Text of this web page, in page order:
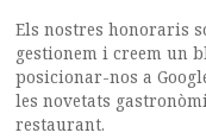
Els nostres honoraris
gestionem i creem un
posicionar-nos a
les novetats
restaurant.